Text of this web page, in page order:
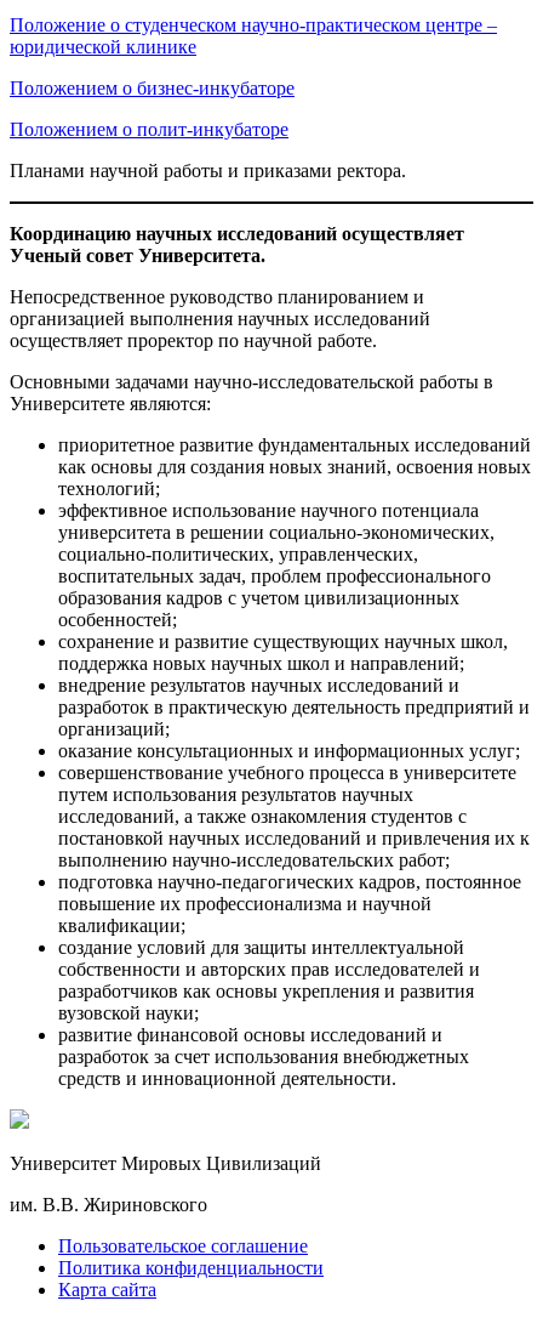
Положение о студенческом научно-практическом центре –
юридической клинике
Положением о бизнес-инкубаторе
Положением о полит-инкубаторе
Планами научной работы и приказами ректора.
Координацию научных исследований осуществляет
Ученый совет Университета.
Непосредственное руководство планированием и
организацией выполнения научных исследований
осуществляет проректор по научной работе.
Основными задачами научно-исследовательской работы в
Университете являются:
приоритетное развитие фундаментальных исследований
как основы для создания новых знаний, освоения новых
технологий;
эффективное использование научного потенциала
университета в решении социально-экономических,
социально-политических, управленческих,
воспитательных задач, проблем профессионального
образования кадров с учетом цивилизационных
особенностей;
сохранение и развитие существующих научных школ,
поддержка новых научных школ и направлений;
внедрение результатов научных исследований и
разработок в практическую деятельность предприятий и
организаций;
оказание консультационных и информационных услуг;
совершенствование учебного процесса в университете
путем использования результатов научных
исследований, а также ознакомления студентов с
постановкой научных исследований и привлечения их к
выполнению научно-исследовательских работ;
подготовка научно-педагогических кадров, постоянное
повышение их профессионализма и научной
квалификации;
создание условий для защиты интеллектуальной
собственности и авторских прав исследователей и
разработчиков как основы укрепления и развития
вузовской науки;
развитие финансовой основы исследований и
разработок за счет использования внебюджетных
средств и инновационной деятельности.
Университет Мировых Цивилизаций
им. В.В. Жириновского
Пользовательское соглашение
Политика конфиденциальности
Карта сайта